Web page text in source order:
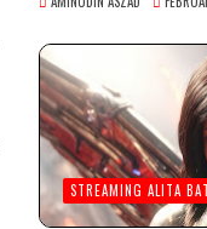
STREAMING ALITA